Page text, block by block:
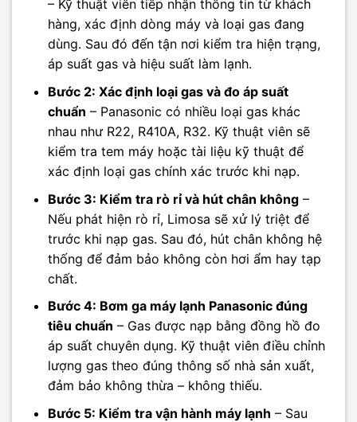
– Kỹ thuật viên tiếp nhận thông tin từ khách
hàng, xác định dòng máy và loại gas đang
dùng. Sau đó đến tận nơi kiểm tra hiện trạng,
áp suất gas và hiệu suất làm lạnh.
Bước 2: Xác định loại gas và đo áp suất
chuẩn – Panasonic có nhiều loại gas khác
nhau như R22, R410A, R32. Kỹ thuật viên sẽ
kiểm tra tem máy hoặc tài liệu kỹ thuật để
xác định loại gas chính xác trước khi nạp.
Bước 3: Kiểm tra rò rỉ và hút chân không–
Nếu phát hiện rò rỉ, Limosa sẽ xử lý triệt để
trước khi nạp gas. Sau đó, hút chân không hệ
thống để đảm bảo không còn hơi ẩm hay tạp
chất.
Bước 4: Bơm ga máy lạnh Panasonic đúng
tiêu chuẩn – Gas được nạp bằng đồng hồ đo
áp suất chuyên dụng. Kỹ thuật viên điều chỉnh
lượng gas theo đúng thông số nhà sản xuất,
đảm bảo không thừa – không thiếu.
Bước 5: Kiểm tra vận hành máy lạnh – Sau